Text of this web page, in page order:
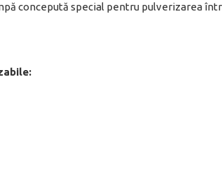
concepută special pentru pulverizarea